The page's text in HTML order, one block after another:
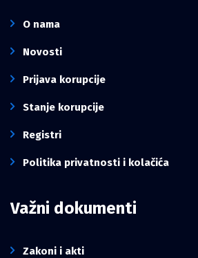
O nama
Novosti
Prijava korupcije
Stanje korupcije
Registri
Politika privatnosti i kolačića
Važni dokumenti
Zakoni i akti